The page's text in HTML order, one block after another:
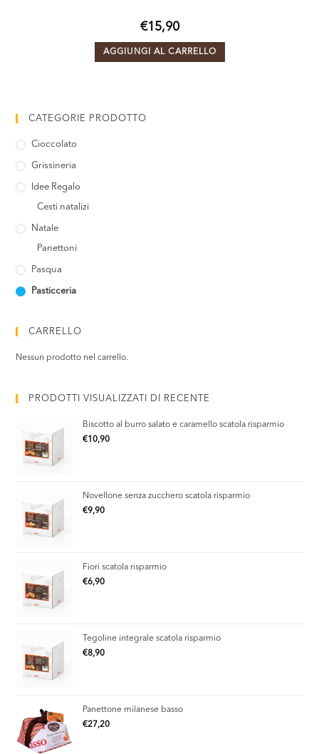
€15,90
AGGIUNGI AL CARRELLO
CATEGORIE PRODOTTO
Cioccolato
Grissineria
Idee Regalo
Cesti natalizi
Natale
Panettoni
Pasqua
Pasticceria
CARRELLO
Nessun prodotto nel carrello.
PRODOTTI VISUALIZZATI DI RECENTE
Biscotto al burro salato e caramello scatola risparmio
€10,90
Novellone senza zucchero scatola risparmio
€9,90
Fiori scatola risparmio
€6,90
Tegoline integrale scatola risparmio
€8,90
Panettone milanese basso
€27,20